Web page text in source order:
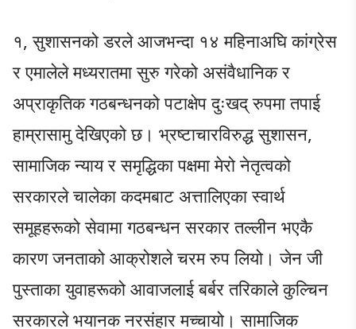
१, सुशासनको डरले आजभन्दा १४ महिनाअघि कांग्रेस
र एमालेले मध्यरातमा सुरु गरेको असंवैधानिक र
अप्राकृतिक गठबन्धनको पटाक्षेप दुःखद् रुपमा तपाई
हाम्रासामु देखिएको छ। भ्रष्टाचारविरुद्ध सुशासन,
सामाजिक न्याय र समृद्धिका पक्षमा मेरो नेतृत्वको
सरकारले चालेका कदमबाट अत्तालिएका स्वार्थ
समूहहरूको सेवामा गठबन्धन सरकार तल्लीन भएकै
कारण जनताको आक्रोशले चरम रुप लियो। जेन जी
पुस्ताका युवाहरूको आवाजलाई बर्बर तरिकाले कुल्चिन
सरकारले भयानक नरसंहार मच्चायो। सामाजिक